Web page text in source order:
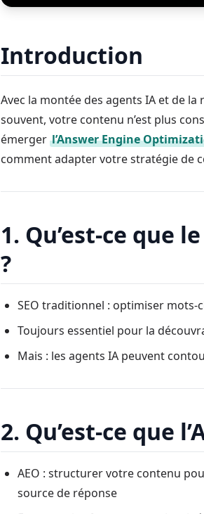
Introduction
Avec la montée des agents IA et de
souvent, votre contenu n’est plus
émerger l’Answer Engine
comment adapter votre stratégie de
1. Qu’est-ce que
?
SEO traditionnel : optimiser mots-
Toujours essentiel pour la
Mais : les agents IA peuvent
2. Qu’est-ce que
AEO : structurer votre contenu
source de réponse